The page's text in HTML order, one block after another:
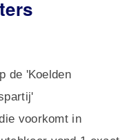
de 'Koelden
voorkomt in